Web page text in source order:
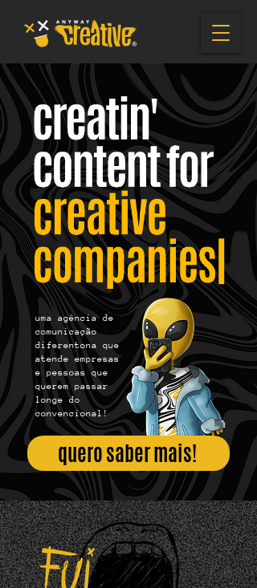
uma agência de
comunicação
diferentona que
atende empresas
e pessoas que
querem passar
longe do
convencional!
quero saber mais!